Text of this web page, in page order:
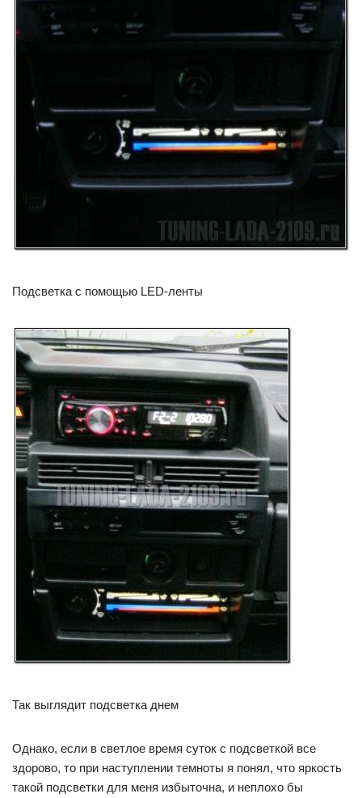
Подсветка с помощью LED-ленты
Так выглядит подсветка днем
Однако, если в светлое время суток с подсветкой все
здорово, то при наступлении темноты я понял, что яркость
такой подсветки для меня избыточна, и неплохо бы